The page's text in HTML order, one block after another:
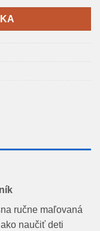
ručne maľovaná
naučiť deti